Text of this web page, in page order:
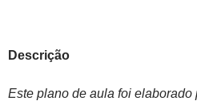
Descrição
Este plano de aula foi elaborado